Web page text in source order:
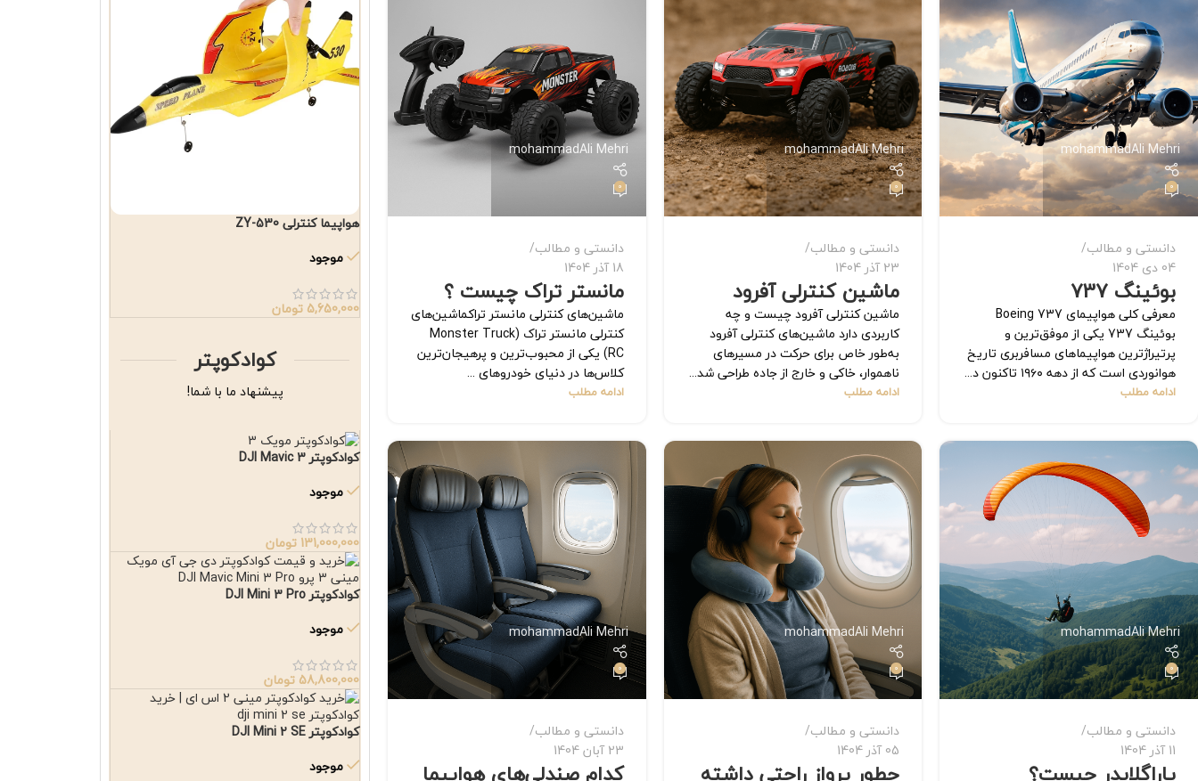
mohammadAli Mehri
0
دانستی و مطالب
04 دی 1404
بوئینگ 737
معرفی کلی هواپیمای Boeing 737
بوئینگ 737 یکی از موفق‌ترین و
پرتیراژترین هواپیماهای مسافربری تاریخ
هوانوردی است که از دهه ۱۹۶۰ تاکنون د...
ادامه مطلب
mohammadAli Mehri
0
دانستی و مطالب
23 آذر 1404
ماشین کنترلی آفرود
ماشین کنترلی آفرود چیست و چه
کاربردی دارد ماشین‌های کنترلی آفرود
به‌طور خاص برای حرکت در مسیرهای
ناهموار، خاکی و خارج از جاده طراحی شد...
ادامه مطلب
mohammadAli Mehri
0
دانستی و مطالب
18 آذر 1404
مانستر تراک چیست ؟
ماشین‌های کنترلی مانستر تراکماشین‌های
کنترلی مانستر تراک (Monster Truck
RC) یکی از محبوب‌ترین و پرهیجان‌ترین
کلاس‌ها در دنیای خودروهای ...
ادامه مطلب
mohammadAli Mehri
0
دانستی و مطالب
11 آذر 1404
پاراگلایدر چیست؟
mohammadAli Mehri
0
دانستی و مطالب
05 آذر 1404
چطور پرواز راحتی داشته
mohammadAli Mehri
0
دانستی و مطالب
23 آبان 1404
کدام صندلی‌های هواپیما
هواپیما کنترلی ZY-530
موجود
5,650,000 تومان
کوادکوپتر
پیشنهاد ما با شما!
کوادکوپتر DJI Mavic 3
موجود
131,000,000 تومان
کوادکوپتر DJI Mini 3 Pro
موجود
58,800,000 تومان
کوادکوپتر DJI Mini 2 SE
موجود